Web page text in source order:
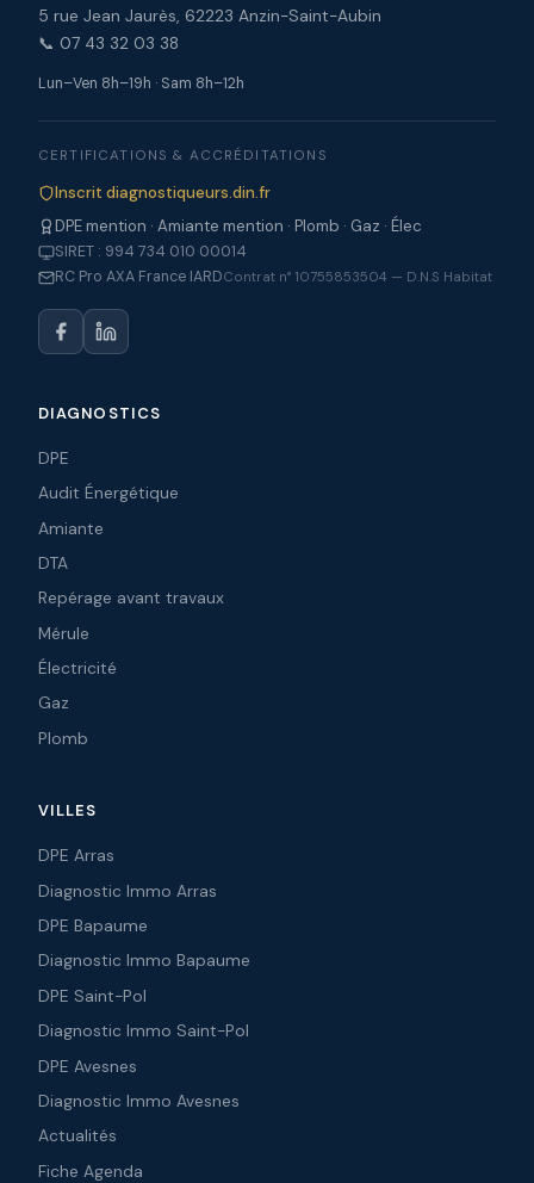
5 rue Jean Jaurès, 62223 Anzin-Saint-Aubin
📞 07 43 32 03 38
Lun–Ven 8h–19h · Sam 8h–12h
CERTIFICATIONS & ACCRÉDITATIONS
Inscrit diagnostiqueurs.din.fr
DPE mention · Amiante mention · Plomb · Gaz · Élec
SIRET : 994 734 010 00014
RC Pro AXA France IARDContrat n° 10755853504 — D.N.S Habitat
DIAGNOSTICS
DPE
Audit Énergétique
Amiante
DTA
Repérage avant travaux
Mérule
Électricité
Gaz
Plomb
VILLES
DPE Arras
Diagnostic Immo Arras
DPE Bapaume
Diagnostic Immo Bapaume
DPE Saint-Pol
Diagnostic Immo Saint-Pol
DPE Avesnes
Diagnostic Immo Avesnes
Actualités
Fiche Agenda